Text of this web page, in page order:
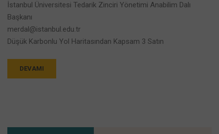
İstanbul Üniversitesi Tedarik Zinciri Yönetimi Anabilim Dalı
Başkanı
merdal@istanbul.edu.tr
Düşük Karbonlu Yol Haritasından Kapsam 3 Satın
DEVAMI